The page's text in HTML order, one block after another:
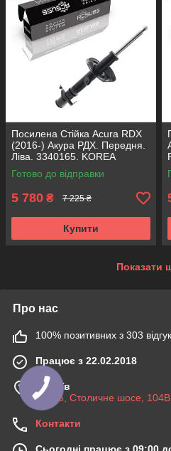
Посилена Стійка Acura RDX
(2016-) Акура РДХ. Передня.
Ліва. 3340165. KOREA
Аксусс!
Готово до відправки
5 780 ₴ 7 225 ₴
Купити
Показати
Про нас
100% позитивних з 303
Працює з 22.02.2018
м. Київ
03045, Столичне шосе,
Контакти